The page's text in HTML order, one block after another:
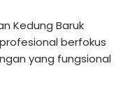
Kedung Baruk
berfokus
yang fungsional